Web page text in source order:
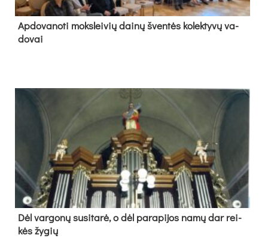
Ap­do­va­no­ti moks­lei­vių dai­nų šven­tės ko­lek­ty­vų va­
do­vai
Dėl var­go­nų su­si­ta­rė, o dėl pa­ra­pi­jos na­mų dar rei­
kės žy­gių